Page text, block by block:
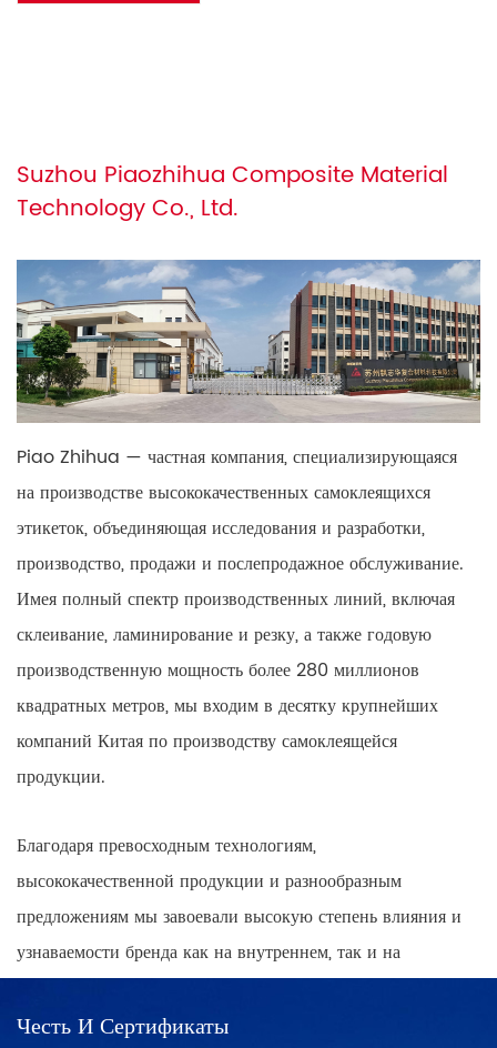
Suzhou Piaozhihua Composite Material
Technology Co., Ltd.
Piao Zhihua — частная компания, специализирующаяся
на производстве высококачественных самоклеящихся
этикеток, объединяющая исследования и разработки,
производство, продажи и послепродажное обслуживание.
Имея полный спектр производственных линий, включая
склеивание, ламинирование и резку, а также годовую
производственную мощность более 280 миллионов
квадратных метров, мы входим в десятку крупнейших
компаний Китая по производству самоклеящейся
продукции.
Благодаря превосходным технологиям,
высококачественной продукции и разнообразным
предложениям мы завоевали высокую степень влияния и
узнаваемости бренда как на внутреннем, так и на
общенациональный охват точек продаж продукции с
Честь И Сертификаты